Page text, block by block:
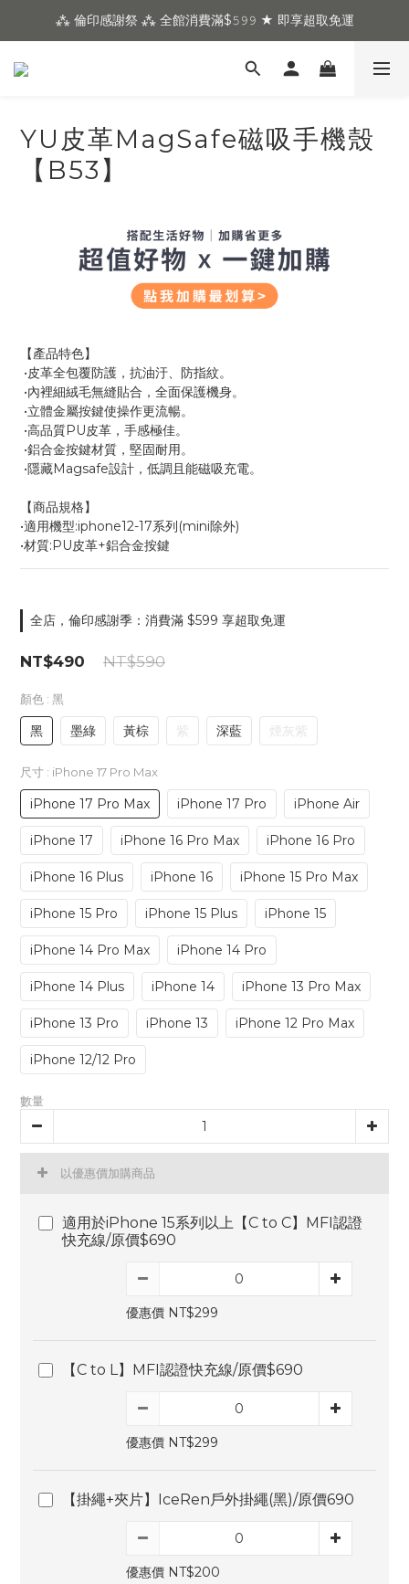
⁂ 倫印感謝祭 ⁂ 全館消費滿$𝟻𝟿𝟿 ★ 即享超取免運
YU皮革MagSafe磁吸手機殼
【B53】
【產品特色】
•皮革全包覆防護，抗油汙、防指紋。
•內裡細絨毛無縫貼合，全面保護機身。
•立體金屬按鍵使操作更流暢。
•高品質PU皮革，手感極佳。
•鋁合金按鍵材質，堅固耐用。
•隱藏Magsafe設計，低調且能磁吸充電。
【商品規格】
•適用機型:iphone12-17系列(mini除外)
•材質:PU皮革+鋁合金按鍵
全店，倫印感謝季：消費滿 $599 享超取免運
NT$590
NT$490
顏色 : 黑
黑 墨綠 黃棕 紫 深藍 煙灰紫
尺寸 : iPhone 17 Pro Max
iPhone 17 Pro Max iPhone 17 Pro iPhone Air
iPhone 17 iPhone 16 Pro Max iPhone 16 Pro
iPhone 16 Plus iPhone 16 iPhone 15 Pro Max
iPhone 15 Pro iPhone 15 Plus iPhone 15
iPhone 14 Pro Max iPhone 14 Pro
iPhone 14 Plus iPhone 14 iPhone 13 Pro Max
iPhone 13 Pro iPhone 13 iPhone 12 Pro Max
iPhone 12/12 Pro
數量
以優惠價加購商品
適用於iPhone 15系列以上【C to C】MFI認證
快充線/原價$690
優惠價 NT$299
【C to L】MFI認證快充線/原價$690
優惠價 NT$299
【掛繩+夾片】IceRen戶外掛繩(黑)/原價690
優惠價 NT$200